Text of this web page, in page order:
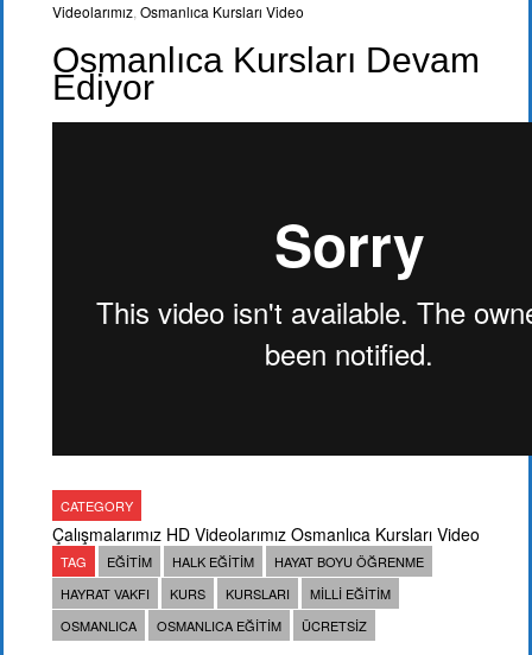
Videolarımız,Osmanlıca Kursları Video
Osmanlıca Kursları Devam
Ediyor
CATEGORY
Çalışmalarımız HD Videolarımız Osmanlıca Kursları Video
TAG EĞITIM HALK EĞITIM
HAYAT BOYU ÖĞRENME
HAYRAT VAKFI
KURS KURSLARI
MILLI EĞITIM
OSMANLICA
OSMANLICA EĞITIM ÜCRETSIZ